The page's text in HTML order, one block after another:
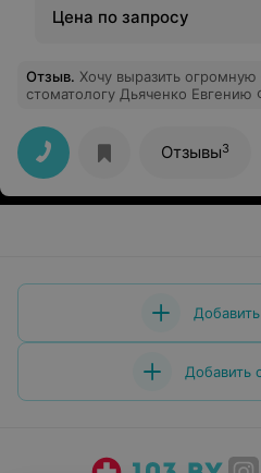
Цена по запросу
Отзыв. Хочу выразить огромную
стоматологу Дьяченко Евгению
прошло абсолютно без боли и
попала именно в ваши золотые
рекомендовать вас своим
Отзывы3
Добавить